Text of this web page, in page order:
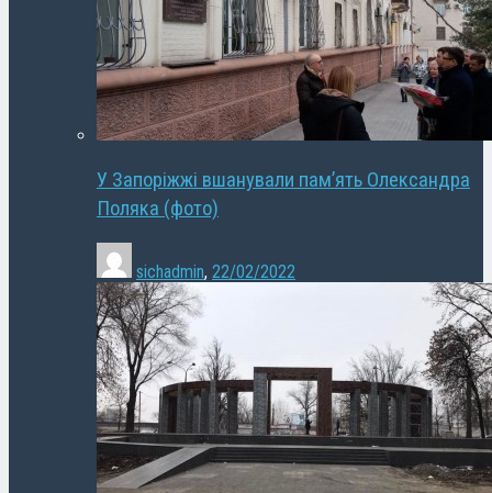
У Запоріжжі вшанували пам’ять Олександра
Поляка (фото)
sichadmin, 22/02/2022